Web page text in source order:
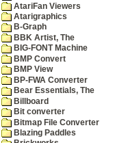
AtariFan Viewers
Atarigraphics
B-Graph
BBK Artist, The
BIG-FONT Machine
BMP Convert
BMP View
BP-FWA Converter
Bear Essentials, The
Billboard
Bit converter
Bitmap File Converter
Blazing Paddles